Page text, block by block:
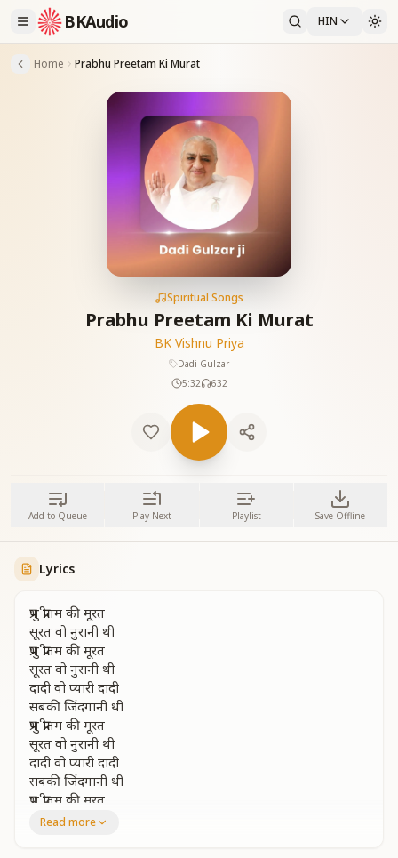
BKAudio HIN
Home Prabhu Preetam Ki Murat
Spiritual Songs
Prabhu Preetam Ki Murat
BK Vishnu Priya
Dadi Gulzar
5:32
632
Add to Queue Play Next Playlist Save Offline
Lyrics
प्रभु प्रीतम की मूरत
सूरत वो नुरानी थी
प्रभु प्रीतम की मूरत
सूरत वो नुरानी थी
दादी वो प्यारी दादी
सबकी जिंदगानी थी
प्रभु प्रीतम की मूरत
सूरत वो नुरानी थी
दादी वो प्यारी दादी
सबकी जिंदगानी थी
प्रभु प्रीतम की मूरत
दिल से करते ये वंदन
Read more